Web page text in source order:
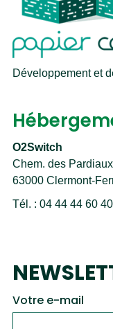
Développement et
O2Switch
Chem. des Pardiaux
63000 Clermont-
Tél. : 04 44 44 60 40
Votre e-mail